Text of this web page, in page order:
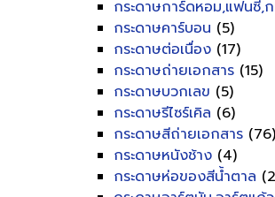
กระดาษการ์ดหอม,แฟนซี,
กระดาษคาร์บอน (5)
กระดาษต่อเนื่อง (17)
กระดาษถ่ายเอกสาร (15)
กระดาษบวกเลข (5)
กระดาษรีไซร์เคิล (6)
กระดาษสีถ่ายเอกสาร (76)
กระดาษหนังช้าง (4)
กระดาษห่อของสีน้ำตาล